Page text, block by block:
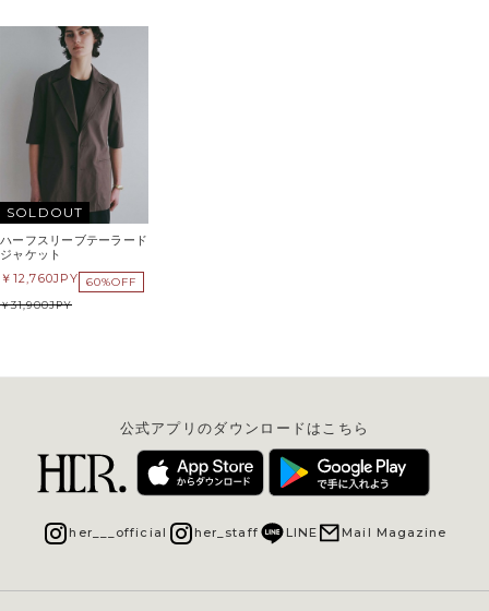
SOLDOUT
ハーフスリーブテーラード
ジャケット
12,760JPY 60%OFF
31,900JPY
公式アプリのダウンロードはこちら
her___official her_staff LINE Mail Magazine